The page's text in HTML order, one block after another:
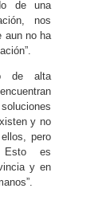
de una
nos
aun no ha
de alta
y no
pero
es
y en